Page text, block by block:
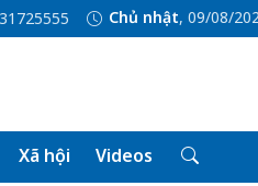
Chủ nhật, 09/08/
Xã hội Videos